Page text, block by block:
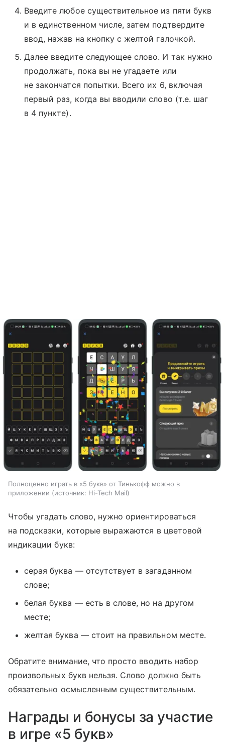
Введите любое существительное из пяти букв
и в единственном числе, затем подтвердите
ввод, нажав на кнопку с желтой галочкой.
Далее введите следующее слово. И так нужно
продолжать, пока вы не угадаете или
не закончатся попытки. Всего их 6, включая
первый раз, когда вы вводили слово (т.е. шаг
в 4 пункте).
Полноценно играть в «5 букв» от Тинькофф можно в
приложении
источник: Hi-Tech Mail
Чтобы угадать слово, нужно ориентироваться
на подсказки, которые выражаются в цветовой
индикации букв:
серая буква — отсутствует в загаданном
слове;
белая буква — есть в слове, но на другом
месте;
желтая буква — стоит на правильном месте.
Обратите внимание, что просто вводить набор
произвольных букв нельзя. Слово должно быть
обязательно осмысленным существительным.
Награды и бонусы за участие
в игре «5 букв»